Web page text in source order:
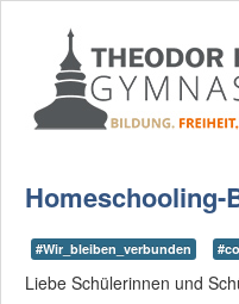
Homeschooling-
#Wir_bleiben_verbunden
Liebe Schülerinnen und